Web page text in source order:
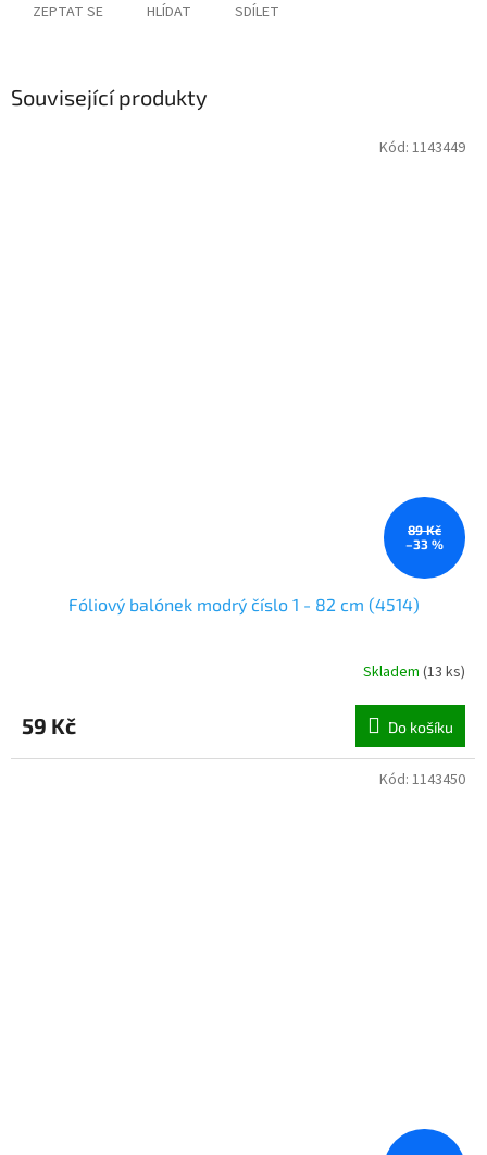
ZEPTAT SE HLÍDAT SDÍLET
Související produkty
89 Kč
–33 %
Fóliový balónek modrý číslo 1 - 82 cm (4514)
Skladem (13 ks)
59 Kč Do košíku
Kód: 1143449
Kód: 1143450